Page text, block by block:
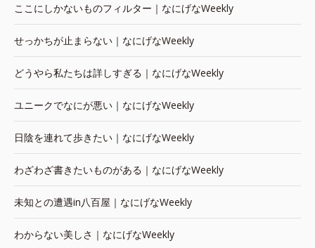
ここにしかないものフィルター｜なにげなWeekly
せっかちが止まらない｜なにげなWeekly
どうやら私たちは詳しすぎる｜なにげなWeekly
ユニークでなにが悪い｜なにげなWeekly
日陰を連れて歩きたい｜なにげなWeekly
わざわざ書きたいものがある｜なにげなWeekly
未知との遭遇in八百屋｜なにげなWeekly
わからない美しさ｜なにげなWeekly